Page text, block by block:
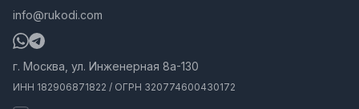
info@rukodi.com
г. Москва, ул. Инженерная 8а-130
ИНН 182906871822 / ОГРН 320774600430172